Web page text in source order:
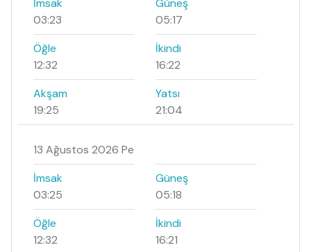
İmsak
03:23
Güneş
05:17
Öğle
12:32
İkindi
16:22
Akşam
19:25
Yatsı
21:04
13 Ağustos 2026 Pe
İmsak
03:25
Güneş
05:18
Öğle
12:32
İkindi
16:21